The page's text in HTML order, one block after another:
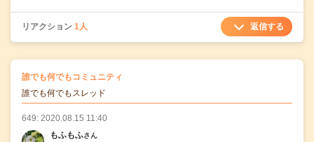
リアクション 1人 返信する
誰でも何でもコミュニティ
誰でも何でもスレッド
649: 2020.08.15 11:40
もふもふさん